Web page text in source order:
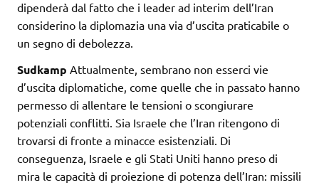
dipenderà dal fatto che i leader ad interim dell’Iran
considerino la diplomazia una via d’uscita praticabile o
un segno di debolezza.
Sudkamp Attualmente, sembrano non esserci vie
d’uscita diplomatiche, come quelle che in passato hanno
permesso di allentare le tensioni o scongiurare
potenziali conflitti. Sia Israele che l’Iran ritengono di
trovarsi di fronte a minacce esistenziali. Di
conseguenza, Israele e gli Stati Uniti hanno preso di
mira le capacità di proiezione di potenza dell’Iran: missili